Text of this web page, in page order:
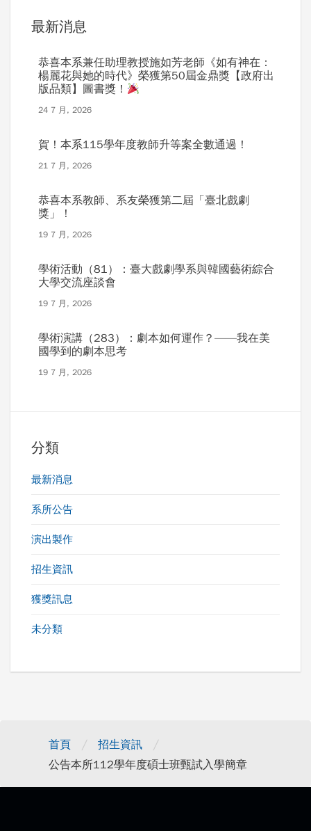
最新消息
恭喜本系兼任助理教授施如芳老師《如有神在：
楊麗花與她的時代》榮獲第50屆金鼎獎【政府出
版品類】圖書獎！
24 7 月, 2026
賀！本系115學年度教師升等案全數通過！
21 7 月, 2026
恭喜本系教師、系友榮獲第二屆「臺北戲劇
獎」！
19 7 月, 2026
學術活動（81）：臺大戲劇學系與韓國藝術綜合
大學交流座談會
19 7 月, 2026
學術演講（283）：劇本如何運作？——我在美
國學到的劇本思考
19 7 月, 2026
分類
最新消息
系所公告
演出製作
招生資訊
獲獎訊息
未分類
首頁 / 招生資訊 /
公告本所112學年度碩士班甄試入學簡章